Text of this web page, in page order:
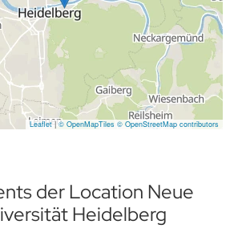
Leaflet | © OpenMapTiles © OpenStreetMap contributors
der Location Neue
Heidelberg